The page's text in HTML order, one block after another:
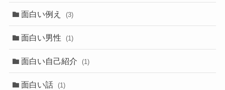
面白い例え (3)
面白い男性 (1)
面白い自己紹介 (1)
面白い話 (1)